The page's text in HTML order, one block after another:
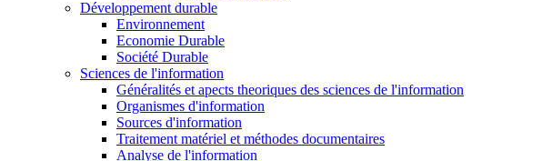
Développement durable
Environnement
Economie Durable
Société Durable
Sciences de l'information
Généralités et apects theoriques des sciences de l'information
Organismes d'information
Sources d'information
Traitement matériel et méthodes documentaires
Analyse de l'information